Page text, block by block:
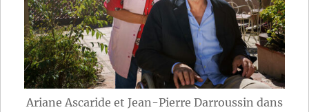
Ariane Ascaride et Jean-Pierre Darroussin dans